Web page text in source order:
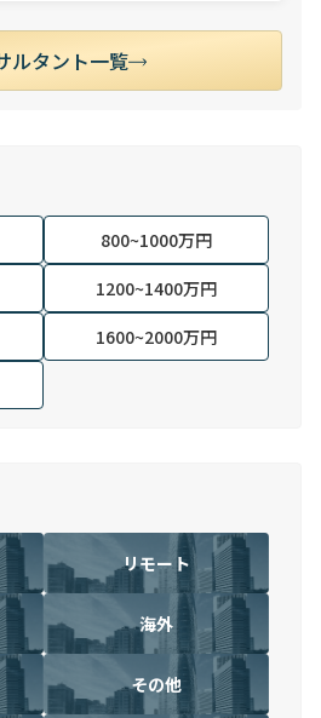
ルタント一覧
800~1000万円
1200~1400万円
1600~2000万円
リモート
海外
その他